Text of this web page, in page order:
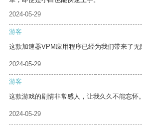
2024-05-29
游客
这款加速器VPM应用程序已经为我们带来了无
2024-05-29
游客
这款游戏的剧情非常感人，让我久久不能忘怀。
2024-05-29